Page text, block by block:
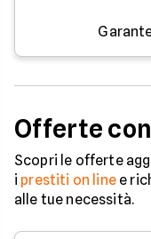
Offerte
Scopri le offerte
i prestiti on linee
alle tue necessità.